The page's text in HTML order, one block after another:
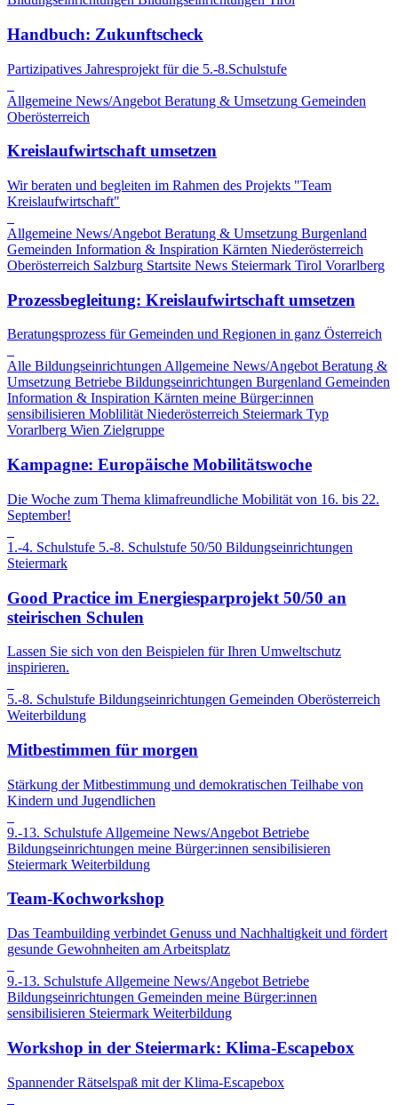
Handbuch: Zukunftscheck
Partizipatives Jahresprojekt für die 5.-8.Schulstufe
Allgemeine News/Angebot Beratung & Umsetzung Gemeinden
Oberösterreich
Kreislaufwirtschaft umsetzen
Wir beraten und begleiten im Rahmen des Projekts "Team
Kreislaufwirtschaft"
Allgemeine News/Angebot Beratung & Umsetzung Burgenland
Gemeinden Information & Inspiration Kärnten Niederösterreich
Oberösterreich Salzburg Startsite News Steiermark Tirol Vorarlberg
Prozessbegleitung: Kreislaufwirtschaft umsetzen
Beratungsprozess für Gemeinden und Regionen in ganz Österreich
Alle Bildungseinrichtungen Allgemeine News/Angebot Beratung &
Umsetzung Betriebe Bildungseinrichtungen Burgenland Gemeinden
Information & Inspiration Kärnten meine Bürger:innen
sensibilisieren Moblilität Niederösterreich Steiermark Typ
Vorarlberg Wien Zielgruppe
Kampagne: Europäische Mobilitätswoche
Die Woche zum Thema klimafreundliche Mobilität von 16. bis 22.
September!
1.-4. Schulstufe 5.-8. Schulstufe 50/50 Bildungseinrichtungen
Steiermark
Good Practice im Energiesparprojekt 50/50 an
steirischen Schulen
Lassen Sie sich von den Beispielen für Ihren Umweltschutz
inspirieren.
5.-8. Schulstufe Bildungseinrichtungen Gemeinden Oberösterreich
Weiterbildung
Mitbestimmen für morgen
Stärkung der Mitbestimmung und demokratischen Teilhabe von
Kindern und Jugendlichen
9.-13. Schulstufe Allgemeine News/Angebot Betriebe
Bildungseinrichtungen meine Bürger:innen sensibilisieren
Steiermark Weiterbildung
Team-Kochworkshop
Das Teambuilding verbindet Genuss und Nachhaltigkeit und fördert
gesunde Gewohnheiten am Arbeitsplatz
9.-13. Schulstufe Allgemeine News/Angebot Betriebe
Bildungseinrichtungen Gemeinden meine Bürger:innen
sensibilisieren Steiermark Weiterbildung
Workshop in der Steiermark: Klima-Escapebox
Spannender Rätselspaß mit der Klima-Escapebox